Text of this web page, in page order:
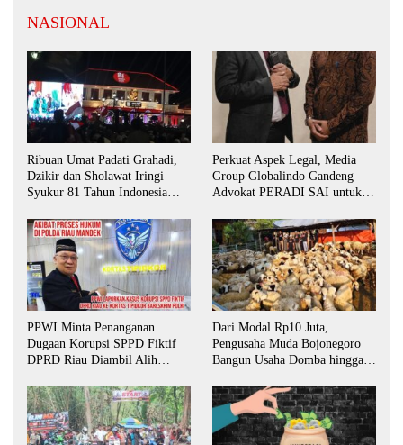
NASIONAL
Ribuan Umat Padati Grahadi,
Dzikir dan Sholawat Iringi
Syukur 81 Tahun Indonesia
Perkuat Aspek Legal, Media
Group Globalindo Gandeng
Advokat PERADI SAI untuk
PPWI Minta Penanganan
Dugaan Korupsi SPPD Fiktif
DPRD Riau Diambil Alih
Dari Modal Rp10 Juta,
Pengusaha Muda Bojonegoro
Bangun Usaha Domba hingga